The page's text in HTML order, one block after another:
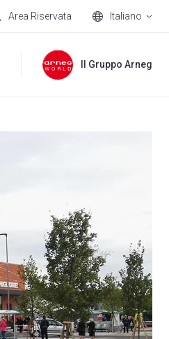
Area Riservata Italiano
Il Gruppo Arneg